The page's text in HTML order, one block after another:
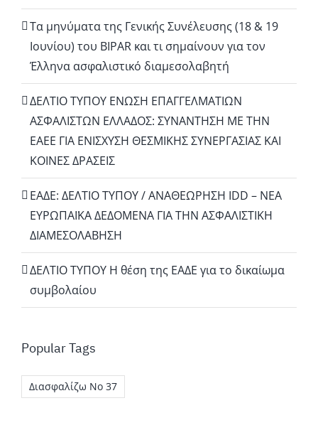
Τα μηνύματα της Γενικής Συνέλευσης (18 & 19
Ιουνίου) του BIPAR και τι σημαίνουν για τον
Έλληνα ασφαλιστικό διαμεσολαβητή
ΔΕΛΤΙΟ ΤΥΠΟΥ ΕΝΩΣΗ ΕΠΑΓΓΕΛΜΑΤΙΩΝ
ΑΣΦΑΛΙΣΤΩΝ ΕΛΛΑΔΟΣ: ΣΥΝΑΝΤΗΣΗ ΜΕ ΤΗΝ
ΕΑΕΕ ΓΙΑ ΕΝΙΣΧΥΣΗ ΘΕΣΜΙΚΗΣ ΣΥΝΕΡΓΑΣΙΑΣ ΚΑΙ
ΚΟΙΝΕΣ ΔΡΑΣΕΙΣ
EΑΔΕ: ΔΕΛΤΙΟ ΤΥΠΟΥ / ΑΝΑΘΕΩΡΗΣΗ IDD – ΝΕΑ
ΕΥΡΩΠΑΪΚΑ ΔΕΔΟΜΕΝΑ ΓΙΑ ΤΗΝ ΑΣΦΑΛΙΣΤΙΚΗ
ΔΙΑΜΕΣΟΛΑΒΗΣΗ
ΔΕΛΤΙΟ ΤΥΠΟΥ Η θέση της ΕΑΔΕ για το δικαίωμα
συμβολαίου
Popular Tags
Διασφαλίζω Νο 37